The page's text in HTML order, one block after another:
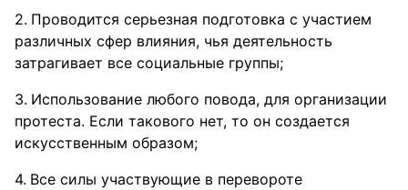
Проводится серьезная подготовка с участием
различных сфер влияния, чья деятельность
затрагивает все социальные группы;
Использование любого повода, для организации
протеста. Если такового нет, то он создается
искусственным образом;
Все силы участвующие в перевороте